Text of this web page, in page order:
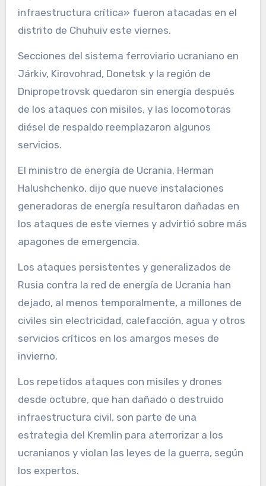
infraestructura crítica» fueron atacadas en el
distrito de Chuhuiv este viernes.
Secciones del sistema ferroviario ucraniano en
Járkiv, Kirovohrad, Donetsk y la región de
Dnipropetrovsk quedaron sin energía después
de los ataques con misiles, y las locomotoras
diésel de respaldo reemplazaron algunos
servicios.
El ministro de energía de Ucrania, Herman
Halushchenko, dijo que nueve instalaciones
generadoras de energía resultaron dañadas en
los ataques de este viernes y advirtió sobre más
apagones de emergencia.
Los ataques persistentes y generalizados de
Rusia contra la red de energía de Ucrania han
dejado, al menos temporalmente, a millones de
civiles sin electricidad, calefacción, agua y otros
servicios críticos en los amargos meses de
invierno.
Los repetidos ataques con misiles y drones
desde octubre, que han dañado o destruido
infraestructura civil, son parte de una
estrategia del Kremlin para aterrorizar a los
ucranianos y violan las leyes de la guerra, según
los expertos.